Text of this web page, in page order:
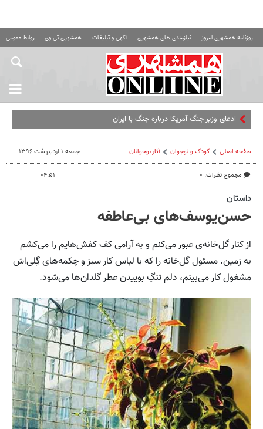
روزنامه همشهری امروز نیازمندی های همشهری آگهی و تبلیغات همشهری تی وی روابط عمومی
ادعای وزیر جنگ آمریکا درباره جنگ با ایران
صفحه اصلی کودک و نوجوان آثار نوجوانان
مجموع نظرات: ۰
جمعه ۱ اردیبهشت ۱۳۹۶ -
۰۴:۵۱
داستان
حسن‌یوسف‌های بی‌عاطفه
از کنار گل‌خانه‌ی عبور می‌کنم و به آرامی کف کفش‌هایم را می‌کشم
به زمین. مسئول گل‌خانه را که با لباس کار سبز و چکمه‌های گِلی‌اش
مشغول کار می‌بینم، دلم تنگِ بوییدن عطر گلدان‌ها می‌شود.